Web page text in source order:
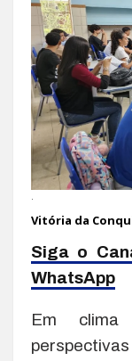
.
Vitória da
Siga o
WhatsApp
Em